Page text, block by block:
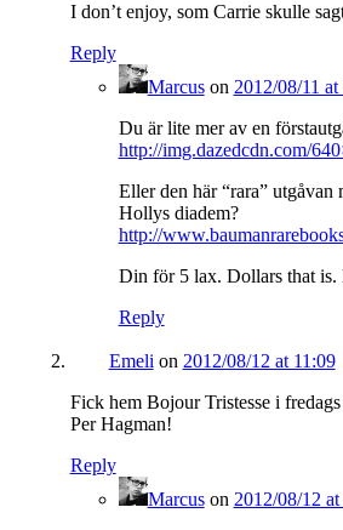
I don’t enjoy, som Carrie skulle
Reply
Marcuson 2012/08/11
Du är lite mer av en
http://img.dazedcdn.com/
Eller den här “rara” utgåvan
Hollys diadem?
http://
Din för 5 lax. Dollars that
Reply
Emeli on 2012/08/12 at 11:09
Fick hem Bojour Tristesse i
Per Hagman!
Reply
Marcuson 2012/08/12